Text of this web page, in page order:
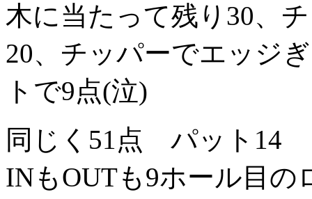
木に当たって残り30、
20、チッパーでエッジ
トで9点(泣)
同じく51点 パット14
INもOUTも9ホール目の